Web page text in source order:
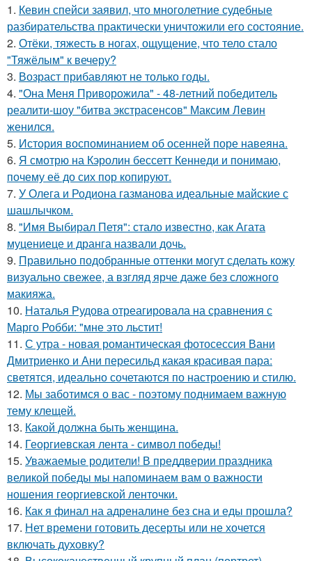
1. Кевин спейси заявил, что многолетние судебные
разбирательства практически уничтожили его состояние.
2. Отёки, тяжесть в ногах, ощущение, что тело стало
"Тяжёлым" к вечеру?
3. Возраст прибавляют не только годы.
4. "Она Меня Приворожила" - 48-летний победитель
реалити-шоу "битва экстрасенсов" Максим Левин
женился.
5. История воспоминанием об осенней поре навеяна.
6. Я смотрю на Кэролин бессетт Кеннеди и понимаю,
почему её до сих пор копируют.
7. У Олега и Родиона газманова идеальные майские с
шашлычком.
8. "Имя Выбирал Петя": стало известно, как Агата
муцениеце и дранга назвали дочь.
9. Правильно подобранные оттенки могут сделать кожу
визуально свежее, а взгляд ярче даже без сложного
макияжа.
10. Наталья Рудова отреагировала на сравнения с
Марго Робби: "мне это льстит!
11. С утра - новая романтическая фотосессия Вани
Дмитриенко и Ани пересильд какая красивая пара:
светятся, идеально сочетаются по настроению и стилю.
12. Мы заботимся о вас - поэтому поднимаем важную
тему клещей.
13. Какой должна быть женщина.
14. Георгиевская лента - символ победы!
15. Уважаемые родители! В преддверии праздника
великой победы мы напоминаем вам о важности
ношения георгиевской ленточки.
16. Как я финал на адреналине без сна и еды прошла?
17. Нет времени готовить десерты или не хочется
включать духовку?